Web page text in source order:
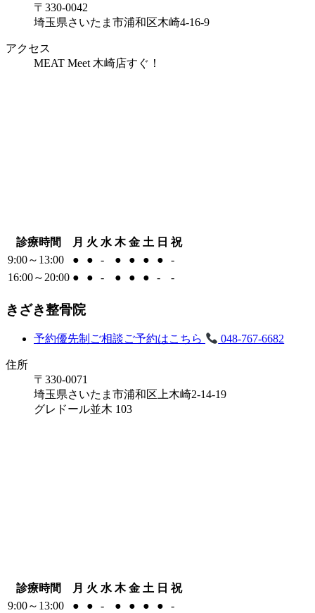
〒330-0042
埼玉県さいたま市浦和区木崎4-16-9
アクセス
MEAT Meet 木崎店すぐ！
診療時間 月 火 水 木 金 土 日 祝
9:00～13:00
● ● - ● ● ● ●
-
16:00～20:00 ● ● - ● ● ● - -
きざき整骨院
予約優先制 ご相談ご予約はこちら 048-767-6682
住所
〒330-0071
埼玉県さいたま市浦和区上木崎2-14-19
グレドール並木 103
診療時間 月 火 水 木 金 土 日 祝
9:00～13:00
● ● - ● ● ● ●
-